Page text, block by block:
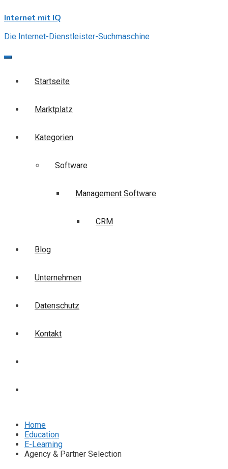
to
Internet mit IQ
Die Internet-Dienstleister-Suchmaschine
Startseite
Marktplatz
Kategorien
Software
Management Software
CRM
Blog
Unternehmen
Datenschutz
Kontakt
Home
Education
E-Learning
Agency & Partner Selection